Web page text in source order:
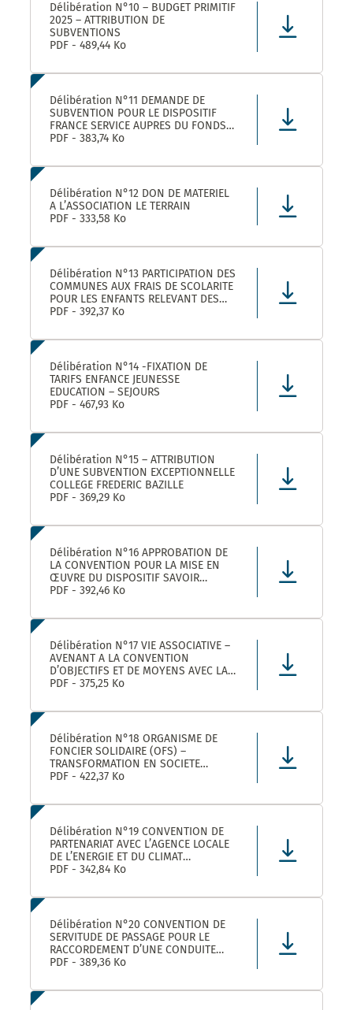
Délibération N°10 – BUDGET PRIMITIF
2025 – ATTRIBUTION DE
SUBVENTIONS
PDF - 489,44 Ko
Délibération N°11 DEMANDE DE
SUBVENTION POUR LE DISPOSITIF
FRANCE SERVICE AUPRES DU FONDS
NATIONAL D’AMENAGEMENT ET DE
DU FONDS NATIONAL FRANCE
PDF - 383,74 Ko
Délibération N°12 DON DE MATERIEL
A L’ASSOCIATION LE TERRAIN
PDF - 333,58 Ko
Délibération N°13 PARTICIPATION DES
COMMUNES AUX FRAIS DE SCOLARITE
POUR LES ENFANTS RELEVANT DES
DISPOSITIFS ULISS ET DAR
CASTELNAUVIENNES
PDF - 392,37 Ko
Délibération N°14 -FIXATION DE
TARIFS ENFANCE JEUNESSE
EDUCATION – SEJOURS
PDF - 467,93 Ko
Délibération N°15 – ATTRIBUTION
D’UNE SUBVENTION EXCEPTIONNELLE
COLLEGE FREDERIC BAZILLE
PDF - 369,29 Ko
Délibération N°16 APPROBATION DE
LA CONVENTION POUR LA MISE EN
ŒUVRE DU DISPOSITIF SAVOIR
ROULER A VELO AVEC MONTPELLIER
PDF - 392,46 Ko
Délibération N°17 VIE ASSOCIATIVE –
AVENANT A LA CONVENTION
D’OBJECTIFS ET DE MOYENS AVEC LA
FEDERATION REGIONALE DES
CULTURE OCCITANIE POUR L’ANNEE
CONVENTION DE PARTENARIAT SIGNEE
POUR LA
PDF - 375,25 Ko
Délibération N°18 ORGANISME DE
FONCIER SOLIDAIRE (OFS) –
TRANSFORMATION EN SOCIETE
COOPERATIVE D’INTERET COLLECTIF
CAPITAL – APPROBATION –
PDF - 422,37 Ko
Délibération N°19 CONVENTION DE
PARTENARIAT AVEC L’AGENCE LOCALE
DE L’ENERGIE ET DU CLIMAT
MONTPELLIER METROPOLE :
PDF - 342,84 Ko
Délibération N°20 CONVENTION DE
SERVITUDE DE PASSAGE POUR LE
RACCORDEMENT D’UNE CONDUITE
EAUX PLUVIALES DANS LE CADRE DE
AVENUE DE L’EUROPE SUR LA
PDF - 389,36 Ko